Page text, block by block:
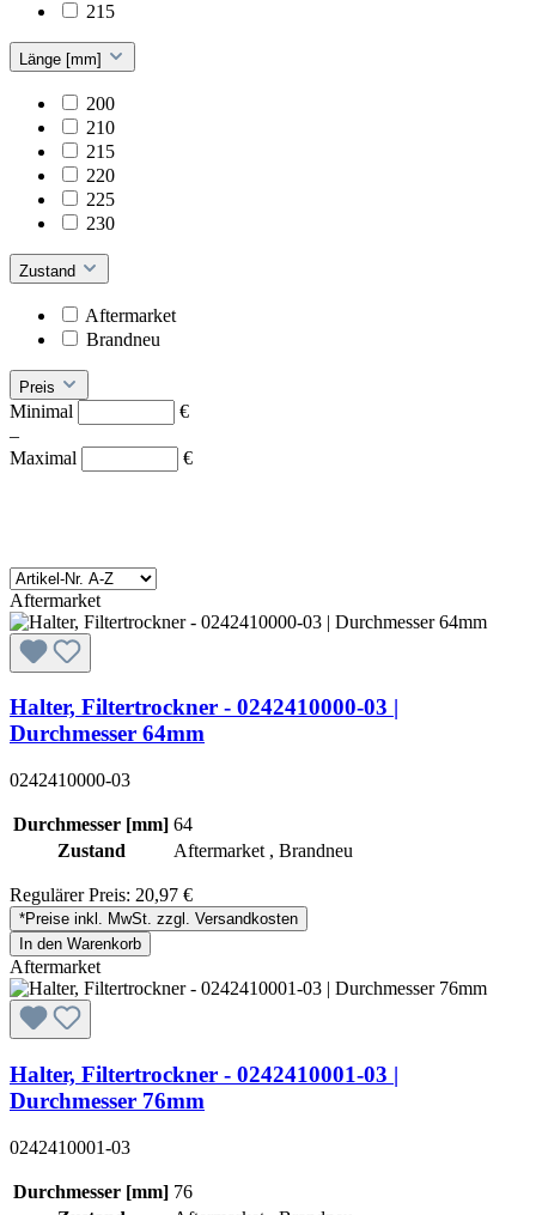
215
Länge [mm]
200
210
215
220
225
230
Zustand
Aftermarket
Brandneu
Preis
Minimal
€
–
Maximal
€
Aftermarket
Halter, Filtertrockner - 0242410000-03 |
Durchmesser 64mm
0242410000-03
Durchmesser [mm] 64
Zustand
Aftermarket , Brandneu
Regulärer Preis: 20,97 €
*Preise inkl. MwSt. zzgl. Versandkosten
In den Warenkorb
Aftermarket
Halter, Filtertrockner - 0242410001-03 |
Durchmesser 76mm
0242410001-03
Durchmesser [mm] 76